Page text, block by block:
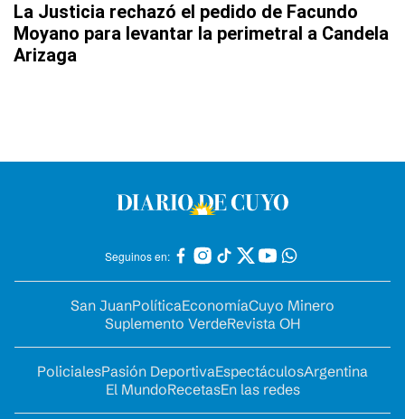
La Justicia rechazó el pedido de Facundo
Moyano para levantar la perimetral a Candela
Arizaga
Seguinos en:
San JuanPolíticaEconomíaCuyo Minero
Suplemento VerdeRevista OH
PolicialesPasión DeportivaEspectáculosArgentina
El MundoRecetasEn las redes